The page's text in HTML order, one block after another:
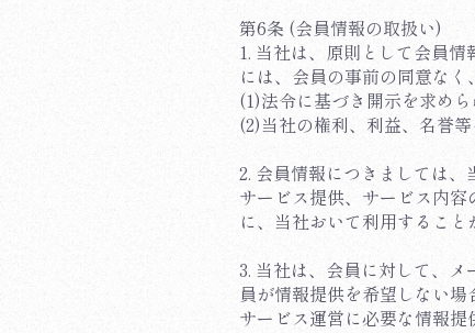
第6条 (会員情報の取扱い)
1. 当社は、原則として会員
には、会員の事前の同意な
(1)法令に基づき開示を求め
(2)当社の権利、利益、名誉
2. 会員情報につきましては
サービス提供、サービス内
に、当社おいて利用すること
3. 当社は、会員に対して、
員が情報提供を希望しない
サービス運営に必要な情報提